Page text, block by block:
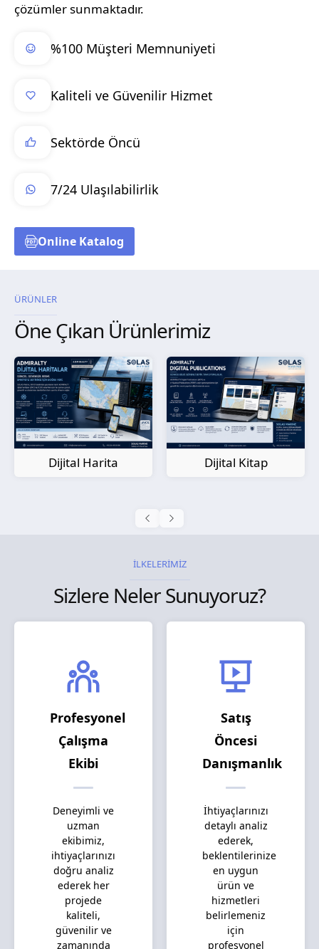
çözümler sunmaktadır.
%100 Müşteri Memnuniyeti
Kaliteli ve Güvenilir Hizmet
Sektörde Öncü
7/24 Ulaşılabilirlik
Online Katalog
ÜRÜNLER
Öne Çıkan Ürünlerimiz
Dijital Kitap
Kağıt Harita
İLKELERİMİZ
Sizlere Neler Sunuyoruz?
Profesyonel
Çalışma
Ekibi
Deneyimli ve
uzman
ekibimiz,
ihtiyaçlarınızı
doğru analiz
ederek her
projede
kaliteli,
güvenilir ve
zamanında
Satış
Öncesi
Danışmanlık
İhtiyaçlarınızı
detaylı analiz
ederek,
beklentilerinize
en uygun
ürün ve
hizmetleri
belirlemeniz
için
profesyonel